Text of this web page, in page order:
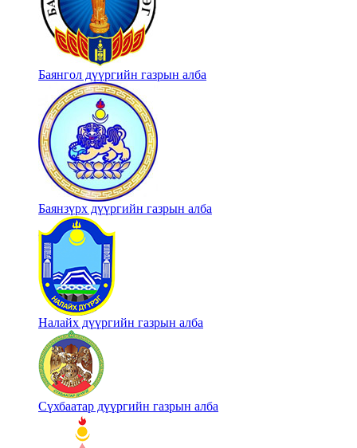
Баянгол дүүргийн газрын алба
Баянзүрх дүүргийн газрын алба
Налайх дүүргийн газрын алба
Сүхбаатар дүүргийн газрын алба